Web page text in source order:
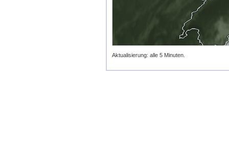
Aktualisierung: alle 5 Minuten.